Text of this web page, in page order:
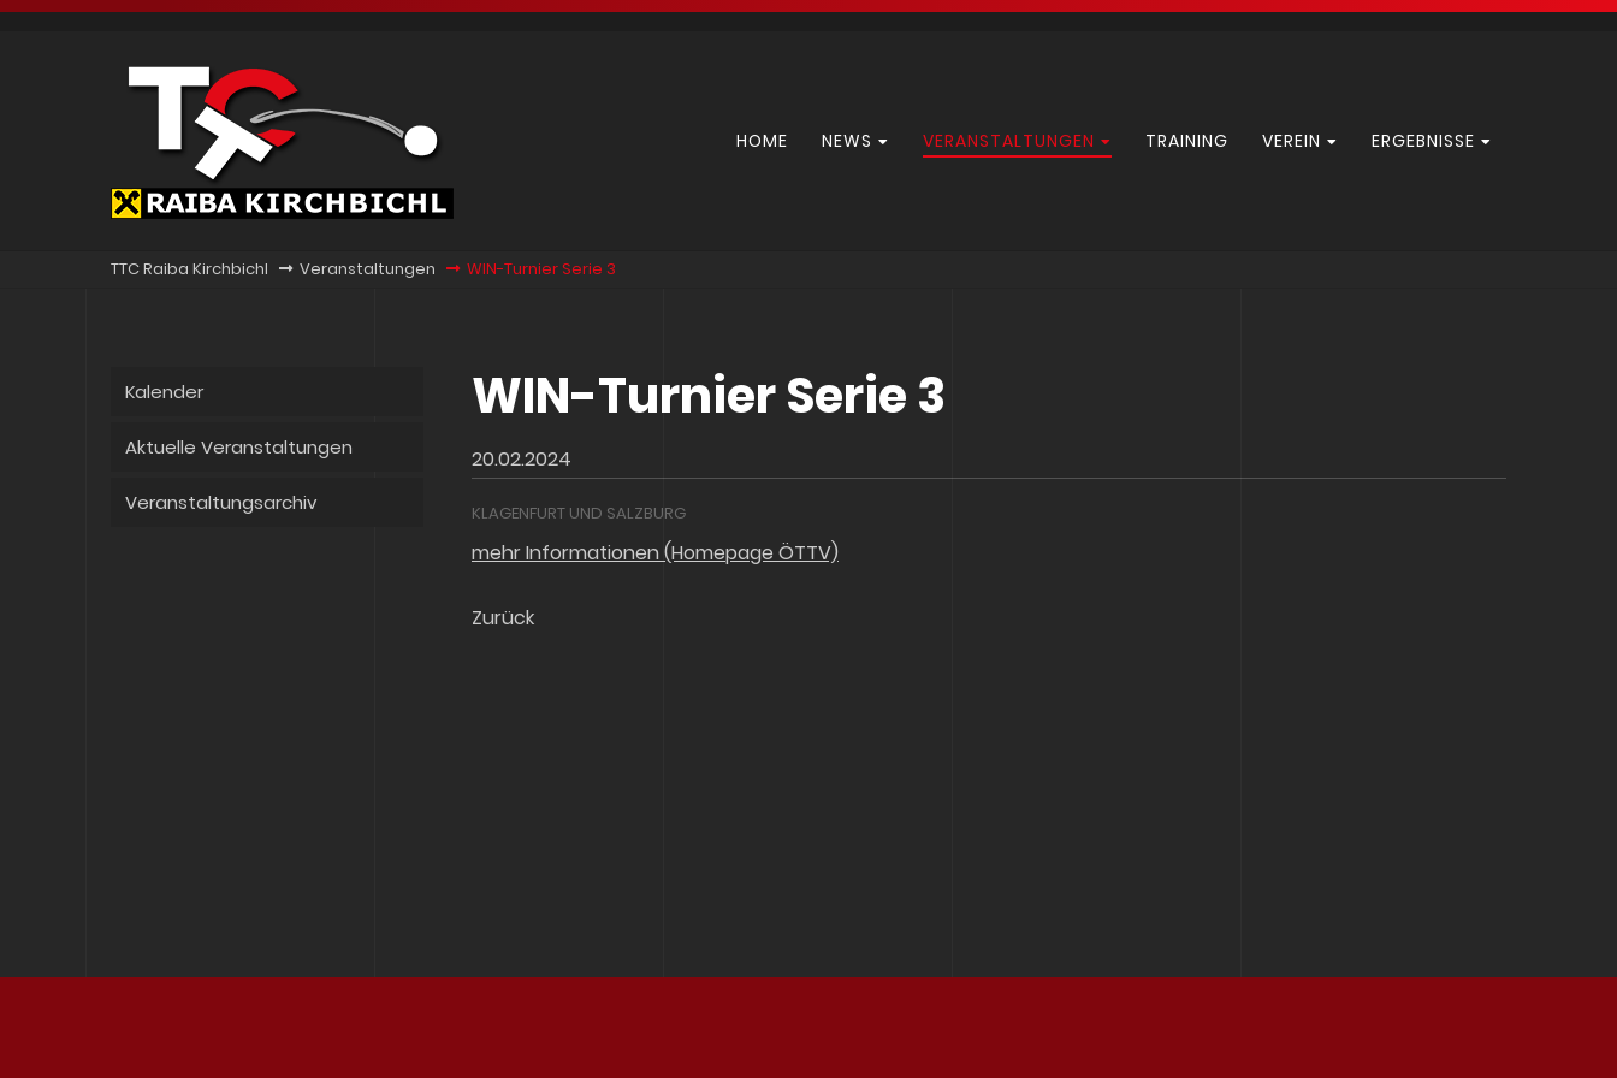
Navigation
HOME NEWS VERANSTALTUNGEN TRAINING VEREIN ERGEBNISSE
TTC Raiba Kirchbichl Veranstaltungen WIN-Turnier Serie 3
WIN-Turnier Serie 3
20.02.2024
KLAGENFURT UND SALZBURG
mehr Informationen (Homepage ÖTTV)
Zurück
Kalender
Aktuelle Veranstaltungen
Veranstaltungsarchiv